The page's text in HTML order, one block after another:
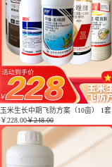
玉米生长中期飞防方案（10亩） 1套
￥228.00￥248.00